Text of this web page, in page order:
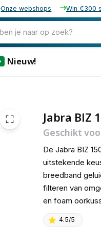
Onze webshops Win €300
je naar op zoek?
Nieuw!
Jabra BIZ
Geschikt
De Jabra BIZ
uitstekende
breedband
filteren van
en foam
4.5/5
53,01 excl. btw
64,14 incl. btw